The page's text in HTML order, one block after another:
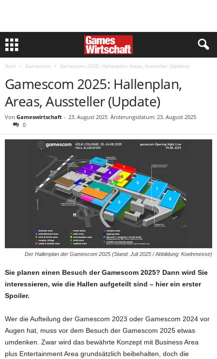
Start Gamescom Gamescom 2025: Hallenplan, Areas, Aussteller (Update)
Gamescom 2025: Hallenplan,
Areas, Aussteller (Update)
Von Gameswirtschaft - 23. August 2025 Änderungsdatum: 23. August 2025
0
Der Hallenplan der Gamescom 2025 (Stand: Juli 2025 / Abbildung: Koelnmesse)
Sie planen einen Besuch der Gamescom 2025? Dann wird Sie
interessieren, wie die Hallen aufgeteilt sind – hier ein erster
Spoiler.
Wer die Aufteilung der Gamescom 2023 oder Gamescom 2024 vor
Augen hat, muss vor dem Besuch der Gamescom 2025 etwas
umdenken. Zwar wird das bewährte Konzept mit Business Area
plus Entertainment Area grundsätzlich beibehalten, doch die